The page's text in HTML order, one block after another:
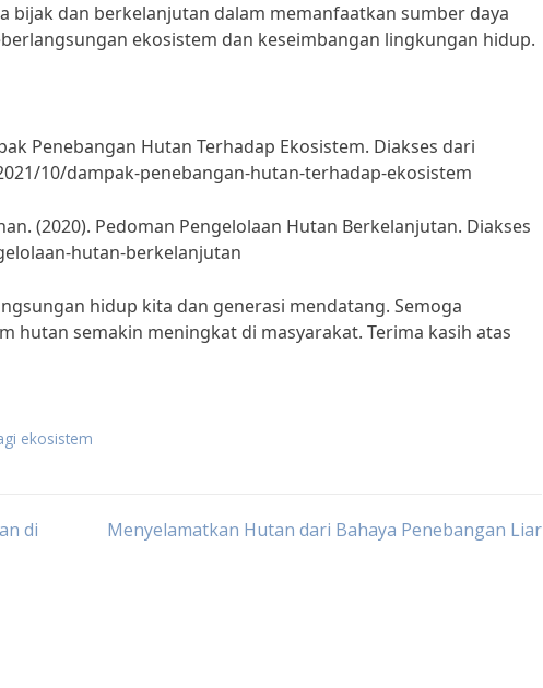
bijak dan berkelanjutan dalam memanfaatkan sumber daya
ekosistem dan keseimbangan lingkungan hidup.
Penebangan Hutan Terhadap Ekosistem. Diakses dari
10/dampak-penebangan-hutan-terhadap-ekosistem
(2020). Pedoman Pengelolaan Hutan Berkelanjutan. Diakses
hutan-berkelanjutan
hidup kita dan generasi mendatang. Semoga
hutan semakin meningkat di masyarakat. Terima kasih atas
ekosistem
di
Menyelamatkan Hutan dari Bahaya Penebangan Liar